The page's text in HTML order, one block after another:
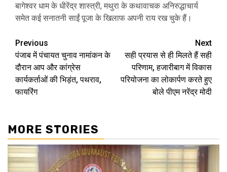
बागेश्वर धाम के धीरेंद्र शास्त्री, मथुरा के कथावाचक अनिरुद्धाचार्य
समेत कई सनातनी साईं पूजा के खिलाफ अपनी राय रख चुके हैं।
Post
navigation
Previous
पंजाब में पंचायत चुनाव नामांकन के
दौरान आप और कांग्रेस
कार्यकर्ताओं की भिड़ंत, पथराव,
फायरिंग
Next
सही प्रयास से ही मिलते हैं सही
परिणाम, हजारीबाग में विकास
परियोजना का लोकार्पण करते हुए
बोले पीएम नरेंद्र मोदी
MORE STORIES